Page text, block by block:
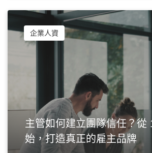
企業人資
主管如何建立團隊信任？從
始，打造真正的雇主品牌